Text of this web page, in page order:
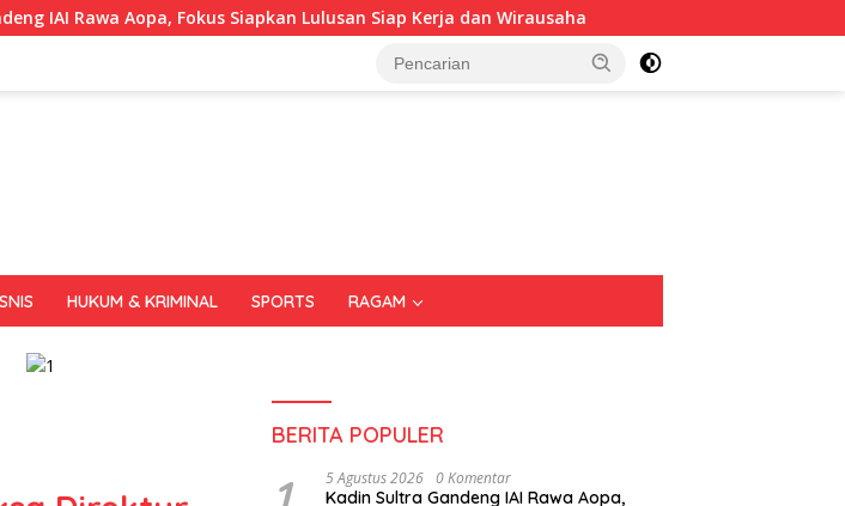
Fokus Siapkan Lulusan Siap Kerja dan Wirausaha Puluhan Tenant Ramaikan Festival
HUKUM & KRIMINAL SPORTS RAGAM
BERITA POPULER
5 Agustus 2026 0 Komentar
Kadin Sultra Gandeng IAI Rawa Aopa,